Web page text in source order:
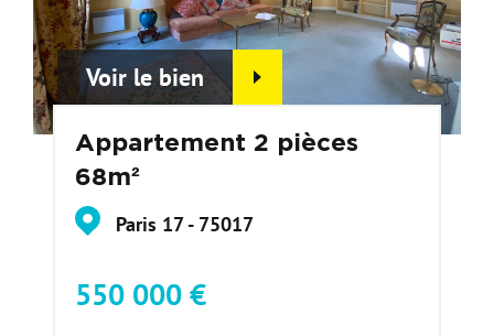
Voir le bien
Appartement 2 pièces
68m²
Paris 17 - 75017
550 000 €